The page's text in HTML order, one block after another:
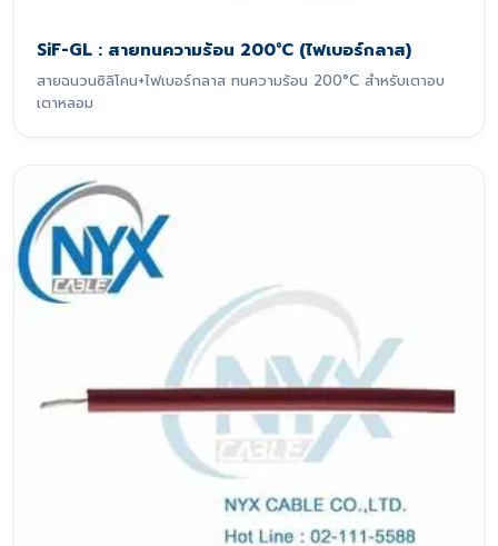
SiF-GL : สายทนความร้อน 200°C (ไฟเบอร์กลาส)
สายฉนวนซิลิโคน+ไฟเบอร์กลาส ทนความร้อน 200°C สำหรับเตาอบ
เตาหลอม